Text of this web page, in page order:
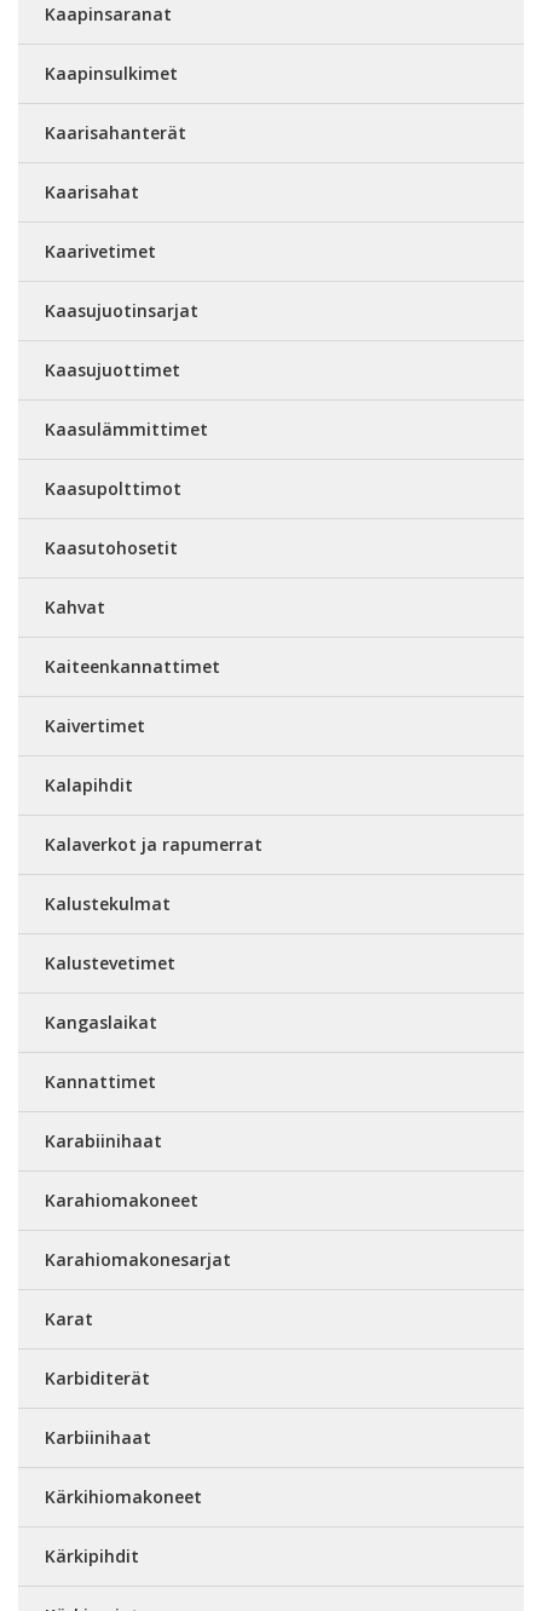
Kaapinsaranat
Kaapinsulkimet
Kaarisahanterät
Kaarisahat
Kaarivetimet
Kaasujuotinsarjat
Kaasujuottimet
Kaasulämmittimet
Kaasupolttimot
Kaasutohosetit
Kahvat
Kaiteenkannattimet
Kaivertimet
Kalapihdit
Kalaverkot ja rapumerrat
Kalustekulmat
Kalustevetimet
Kangaslaikat
Kannattimet
Karabiinihaat
Karahiomakoneet
Karahiomakonesarjat
Karat
Karbiditerät
Karbiinihaat
Kärkihiomakoneet
Kärkipihdit